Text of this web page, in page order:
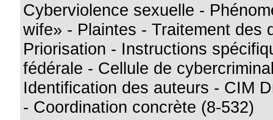
Cyberviolence sexuelle -
wife» - Plaintes - Traitement des
Priorisation - Instructions
fédérale - Cellule de
Identification des auteurs - CIM
- Coordination concrète (8-532)